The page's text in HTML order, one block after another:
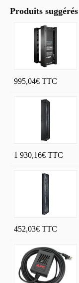
Produits suggérés
995,04€ TTC
1 930,16€ TTC
452,03€ TTC